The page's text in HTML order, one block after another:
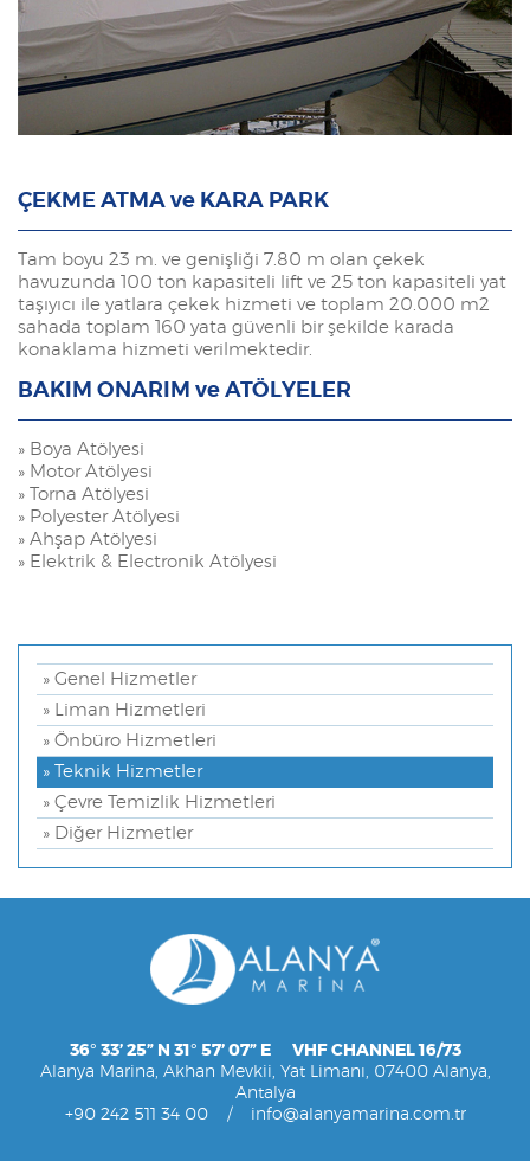
ÇEKME ATMA ve KARA PARK
Tam boyu 23 m. ve genişliği 7.80 m olan çekek
havuzunda 100 ton kapasiteli lift ve 25 ton kapasiteli yat
taşıyıcı ile yatlara çekek hizmeti ve toplam 20.000 m2
sahada toplam 160 yata güvenli bir şekilde karada
konaklama hizmeti verilmektedir.
BAKIM ONARIM ve ATÖLYELER
» Boya Atölyesi
» Motor Atölyesi
» Torna Atölyesi
» Polyester Atölyesi
» Ahşap Atölyesi
» Elektrik & Electronik Atölyesi
» Genel Hizmetler
» Liman Hizmetleri
» Önbüro Hizmetleri
» Teknik Hizmetler
» Çevre Temizlik Hizmetleri
» Diğer Hizmetler
36° 33’ 25” N 31° 57’ 07” E VHF CHANNEL 16/73
Alanya Marina, Akhan Mevkii, Yat Limanı, 07400 Alanya,
Antalya
+90 242 511 34 00/ info@alanyamarina.com.tr